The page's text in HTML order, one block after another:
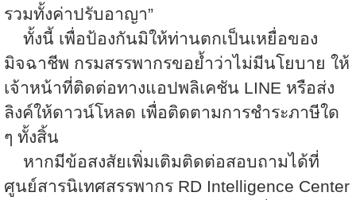
รวมทั้งค่าปรับอาญา”
ทั้งนี้ เพื่อป้องกันมิให้ท่านตกเป็นเหยื่อของ
มิจฉาชีพ กรมสรรพากรขอย้ำว่าไม่มีนโยบาย ให้
เจ้าหน้าที่ติดต่อทางแอปพลิเคชัน LINE หรือส่ง
ลิงค์ให้ดาวน์โหลด เพื่อติดตามการชำระภาษีใด
ๆ ทั้งสิ้น
หากมีข้อสงสัยเพิ่มเติมติดต่อสอบถามได้ที่
ศูนย์สารนิเทศสรรพากร RD Intelligence Center